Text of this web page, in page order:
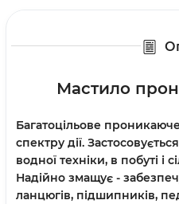
Мастило
Багатоцільове
спектру дії.
водної техніки, в побуті і
Надійно змащує -
ланцюгів, підшипників,